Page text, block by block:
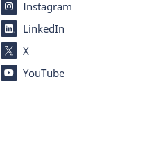
Instagram
LinkedIn
X
YouTube